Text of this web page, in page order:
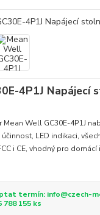
4P1J Napájecí
Well GC30E-4P1J
účinnost, LED indikaci,
i CE, vhodný pro
termín: info@czech-
788 155 ks